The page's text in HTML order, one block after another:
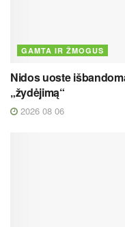
GAMTA IR ŽMOGUS
Nidos uoste
„žydėjimą“
2026 08 06